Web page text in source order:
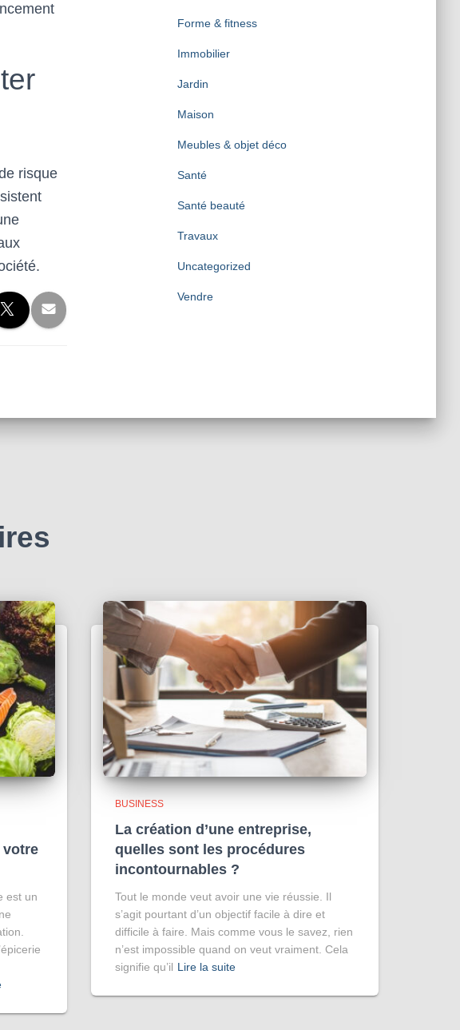
risque
Forme & fitness
Immobilier
Jardin
Maison
Meubles & objet déco
Santé
Santé beauté
Travaux
Uncategorized
Vendre
votre
est un
BUSINESS
La création d’une entreprise,
quelles sont les procédures
incontournables ?
Tout le monde veut avoir une vie réussie. Il
s’agit pourtant d’un objectif facile à dire et
difficile à faire. Mais comme vous le savez, rien
n’est impossible quand on veut vraiment. Cela
signifie qu’il Lire la suite